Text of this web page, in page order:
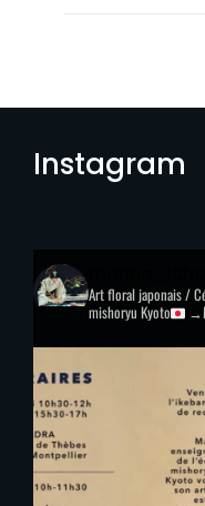
Instagram
Art floral japonais /
mishoryu Kyoto